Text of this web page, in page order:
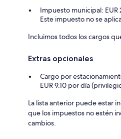
Impuesto municipal:
Este impuesto no se
Incluimos todos los cargos
Extras opcionales
Cargo por
EUR 9.10 por día
La lista anterior puede estar
que los impuestos no estén
cambios.